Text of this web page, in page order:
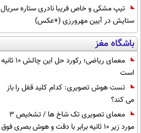
تیپ مشکی و خاص فریبا نادری ستاره سریال
ستایش در آیین مهرورزی (+عکس)
باشگاه مغز
معمای ریاضی؛ رکورد حل این چالش 10 ثانیه
است
تست هوش تصویری: کدام کلید قفل را باز
می کند؟
معمای تصویری تک شاخ ها / تشخیص 3
مورد زیر 10 ثانیه برابر با دقت و هوش بصری فوق